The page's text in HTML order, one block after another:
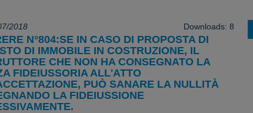
2018
Downloads: 8
N°804:SE IN CASO DI PROPOSTA DI
DI IMMOBILE IN COSTRUZIONE, IL
CHE NON HA CONSEGNATO LA
FIDEIUSSORIA ALL'ATTO
PUÒ SANARE LA NULLITÀ
LA FIDEIUSSIONE